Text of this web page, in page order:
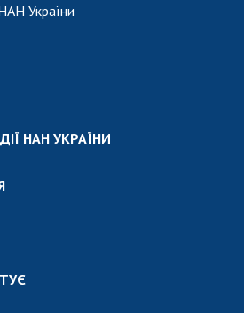
України
НАН УКРАЇНИ